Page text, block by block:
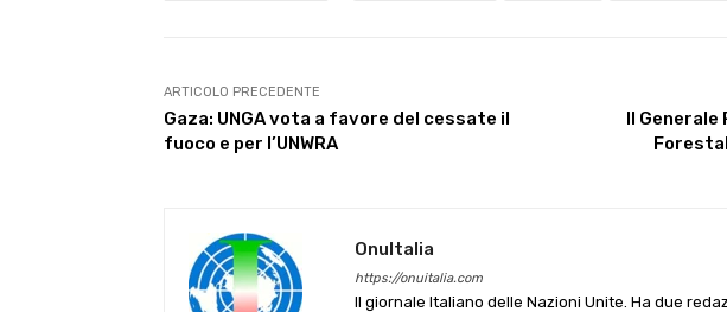
ARTICOLO PRECEDENTE
Gaza: UNGA vota a favore del cessate il
fuoco e per l’UNWRA
Il Generale
OnuItalia
https://onuitalia.com
Il giornale Italiano delle Nazioni Unite. Ha due